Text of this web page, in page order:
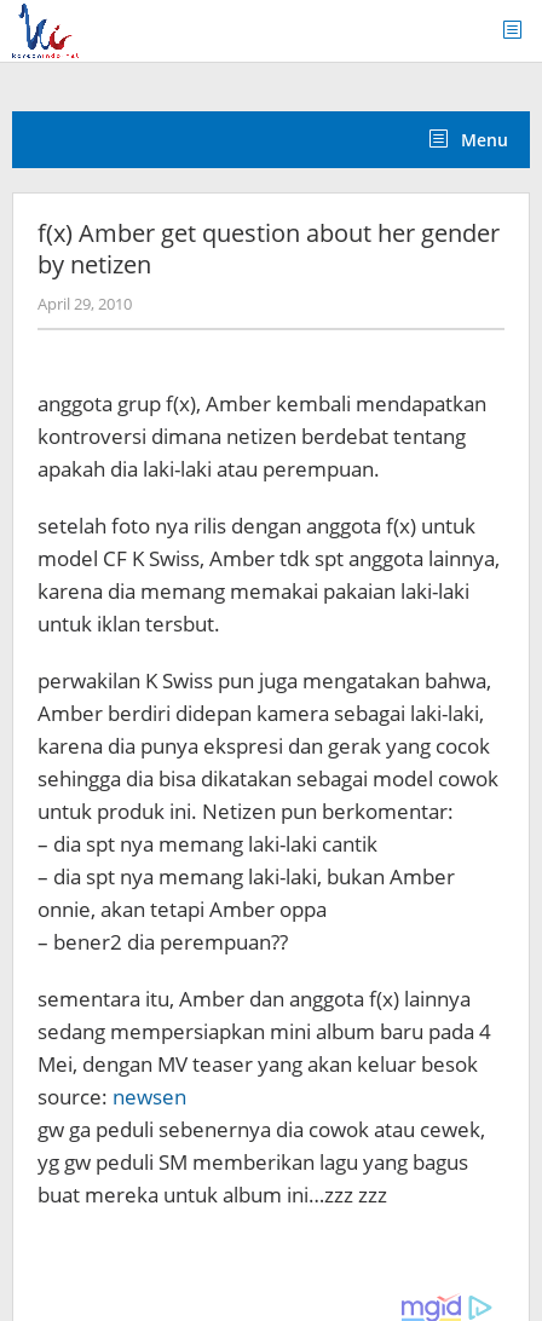
Skip
content
Menu
f(x) Amber get question about her gender
by netizen
April 29, 2010by
Koreanindo
anggota grup f(x), Amber kembali mendapatkan
kontroversi dimana netizen berdebat tentang
apakah dia laki-laki atau perempuan.
setelah foto nya rilis dengan anggota f(x) untuk
model CF K Swiss, Amber tdk spt anggota lainnya,
karena dia memang memakai pakaian laki-laki
untuk iklan tersbut.
perwakilan K Swiss pun juga mengatakan bahwa,
Amber berdiri didepan kamera sebagai laki-laki,
karena dia punya ekspresi dan gerak yang cocok
sehingga dia bisa dikatakan sebagai model cowok
untuk produk ini. Netizen pun berkomentar:
– dia spt nya memang laki-laki cantik
– dia spt nya memang laki-laki, bukan Amber
onnie, akan tetapi Amber oppa
– bener2 dia perempuan??
sementara itu, Amber dan anggota f(x) lainnya
sedang mempersiapkan mini album baru pada 4
Mei, dengan MV teaser yang akan keluar besok
source: newsen
gw ga peduli sebenernya dia cowok atau cewek,
yg gw peduli SM memberikan lagu yang bagus
buat mereka untuk album ini…zzz zzz